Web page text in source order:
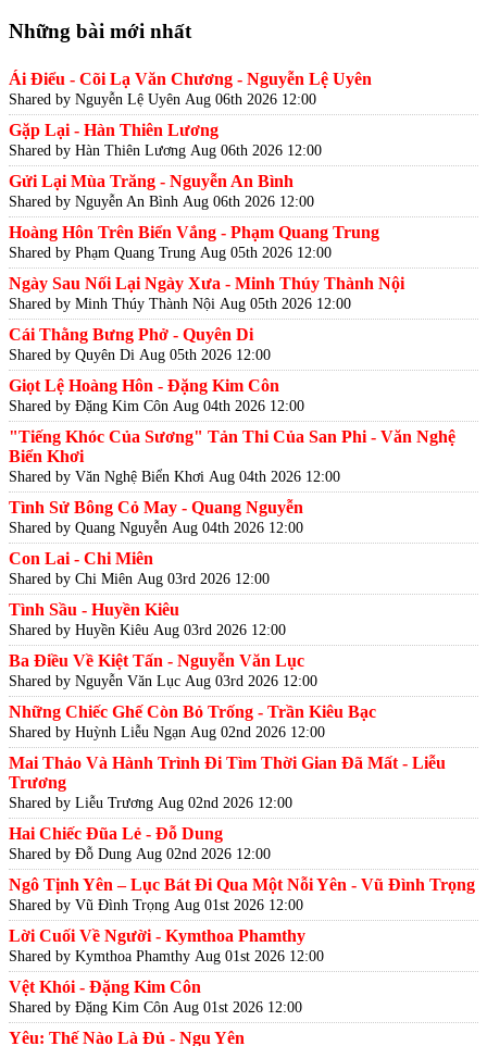
Những bài mới nhất
Ái Điểu - Cõi Lạ Văn Chương - Nguyễn Lệ Uyên
Shared by Nguyễn Lệ Uyên Aug 06th 2026 12:00
Gặp Lại - Hàn Thiên Lương
Shared by Hàn Thiên Lương Aug 06th 2026 12:00
Gửi Lại Mùa Trăng - Nguyễn An Bình
Shared by Nguyễn An Bình Aug 06th 2026 12:00
Hoàng Hôn Trên Biển Vắng - Phạm Quang Trung
Shared by Phạm Quang Trung Aug 05th 2026 12:00
Ngày Sau Nối Lại Ngày Xưa - Minh Thúy Thành Nội
Shared by Minh Thúy Thành Nội Aug 05th 2026 12:00
Cái Thằng Bưng Phở - Quyên Di
Shared by Quyên Di Aug 05th 2026 12:00
Giọt Lệ Hoàng Hôn - Đặng Kim Côn
Shared by Đặng Kim Côn Aug 04th 2026 12:00
"Tiếng Khóc Của Sương" Tản Thi Của San Phi - Văn Nghệ
Biển Khơi
Shared by Văn Nghệ Biển Khơi Aug 04th 2026 12:00
Tình Sử Bông Cỏ May - Quang Nguyễn
Shared by Quang Nguyễn Aug 04th 2026 12:00
Con Lai - Chi Miên
Shared by Chi Miên Aug 03rd 2026 12:00
Tình Sầu - Huyền Kiêu
Shared by Huyền Kiêu Aug 03rd 2026 12:00
Ba Điều Về Kiệt Tấn - Nguyễn Văn Lục
Shared by Nguyễn Văn Lục Aug 03rd 2026 12:00
Những Chiếc Ghế Còn Bỏ Trống - Trần Kiêu Bạc
Shared by Huỳnh Liễu Ngạn Aug 02nd 2026 12:00
Mai Thảo Và Hành Trình Đi Tìm Thời Gian Đã Mất - Liễu
Trương
Shared by Liễu Trương Aug 02nd 2026 12:00
Hai Chiếc Đũa Lẻ - Đỗ Dung
Shared by Đỗ Dung Aug 02nd 2026 12:00
Ngô Tịnh Yên – Lục Bát Đi Qua Một Nỗi Yên - Vũ Đình Trọng
Shared by Vũ Đình Trọng Aug 01st 2026 12:00
Lời Cuối Về Người - Kymthoa Phamthy
Shared by Kymthoa Phamthy Aug 01st 2026 12:00
Vệt Khói - Đặng Kim Côn
Shared by Đặng Kim Côn Aug 01st 2026 12:00
Yêu: Thế Nào Là Đủ - Ngu Yên